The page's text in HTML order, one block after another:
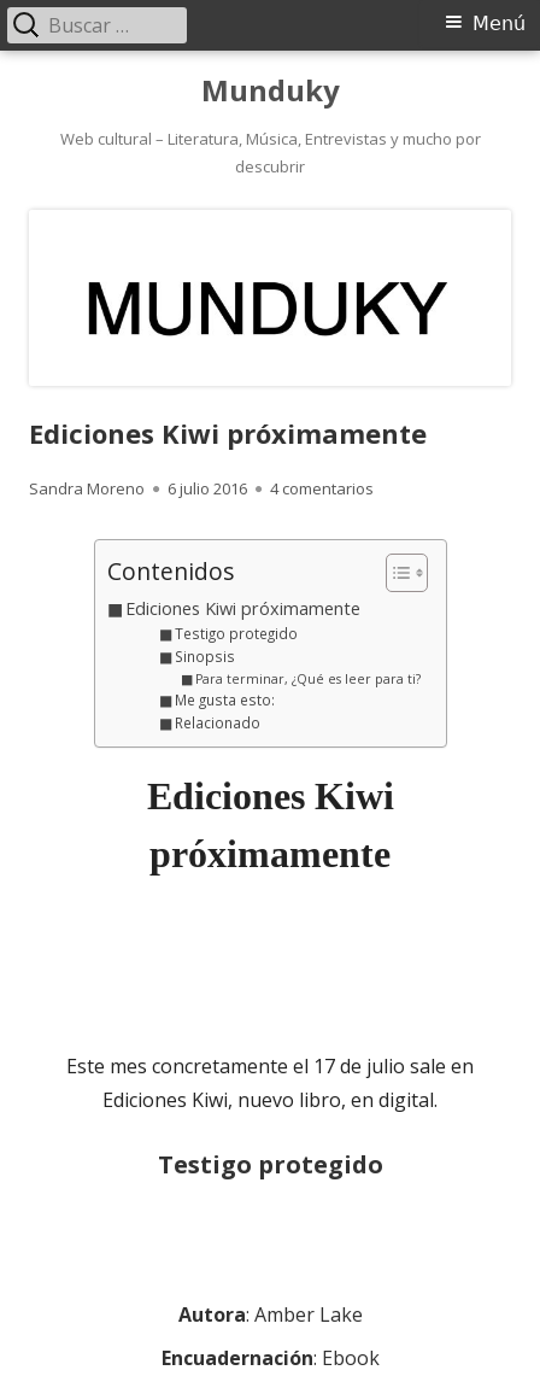
contenido
Munduky
Web cultural – Literatura, Música, Entrevistas y mucho por
descubrir
Menú
Menú
Buscar:
Ediciones Kiwi próximamente
Autor
Sandra Moreno
Publicado
6 julio 2016 4 comentarios
Contenidos
Ediciones Kiwi próximamente
Testigo protegido
Sinopsis
Para terminar, ¿Qué es leer para ti?
Me gusta esto:
Relacionado
Ediciones Kiwi
próximamente
Este mes concretamente el 17 de julio sale en
Ediciones Kiwi, nuevo libro, en digital.
Testigo protegido
Autora: Amber Lake
Encuadernación: Ebook